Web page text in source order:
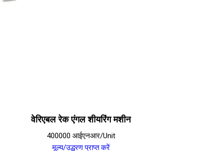
वेरिएबल रेक एंगल शीयरिंग मशीन
400000 आईएनआर/Unit
मूल्य/उद्धरण प्राप्त करें